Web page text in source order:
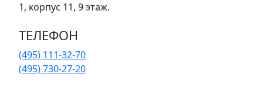
1, корпус 11, 9 этаж.
ТЕЛЕФОН
(495) 111-32-70
(495) 730-27-20